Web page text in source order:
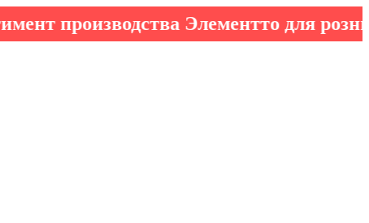
Элементто для розничных